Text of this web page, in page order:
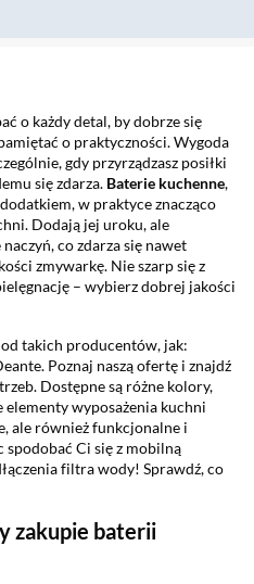
o każdy detal, by dobrze się
o praktyczności. Wygoda
gdy przyrządzasz posiłki
się zdarza. Baterie kuchenne,
w praktyce znacząco
Dodają jej uroku, ale
co zdarza się nawet
zmywarkę. Nie szarp się z
– wybierz dobrej jakości
od takich producentów, jak:
Poznaj naszą ofertę i znajdź
Dostępne są różne kolory,
wyposażenia kuchni
ale również funkcjonalne i
spodobać Ci się z mobilną
filtra wody! Sprawdź, co
zakupie baterii